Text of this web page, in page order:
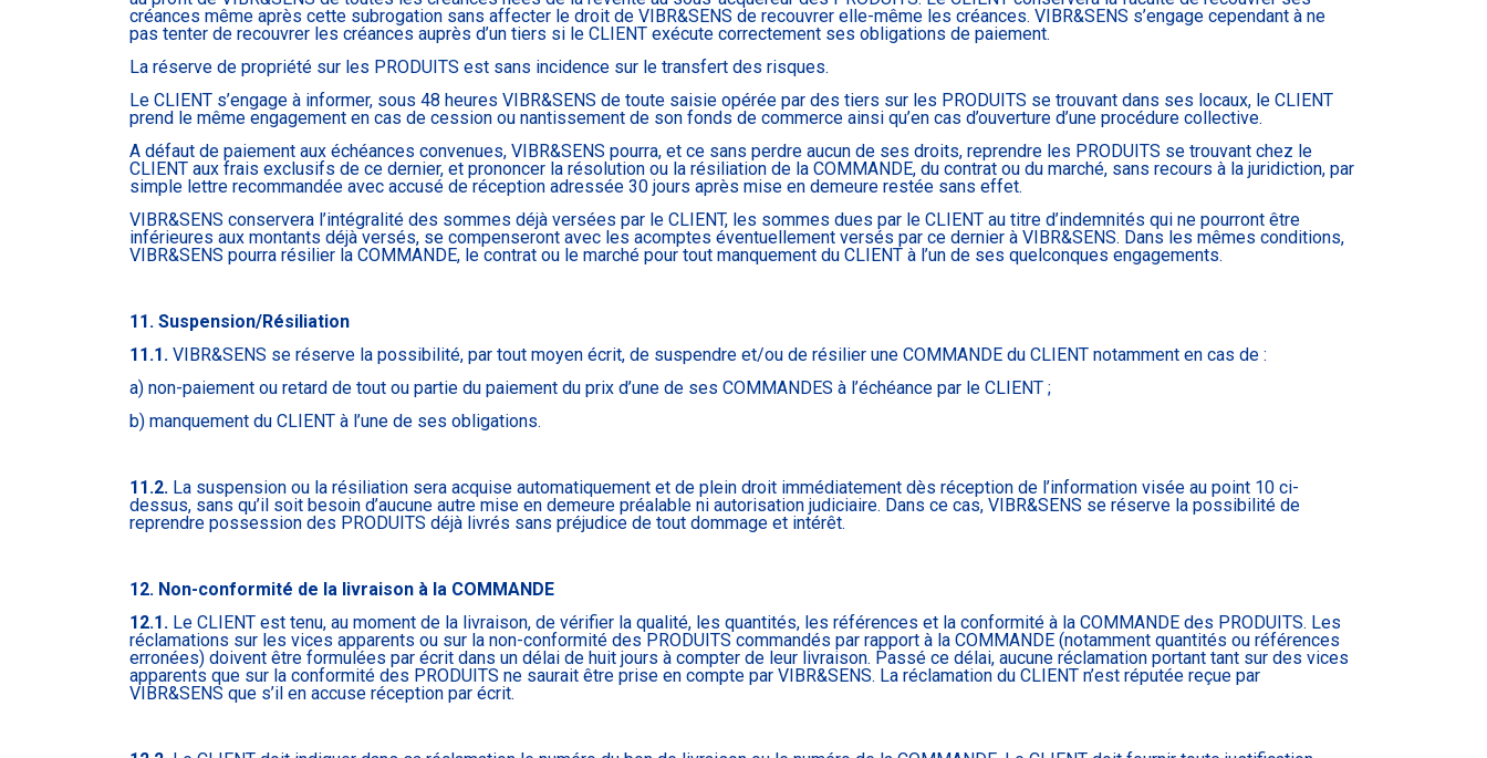
créances même après cette subrogation sans affecter le droit de VIBR&SENS de recouvrer elle-même les créances. VIBR&SENS s’engage cependant à ne
pas tenter de recouvrer les créances auprès d’un tiers si le CLIENT exécute correctement ses obligations de paiement.
La réserve de propriété sur les PRODUITS est sans incidence sur le transfert des risques.
Le CLIENT s’engage à informer, sous 48 heures VIBR&SENS de toute saisie opérée par des tiers sur les PRODUITS se trouvant dans ses locaux, le CLIENT
prend le même engagement en cas de cession ou nantissement de son fonds de commerce ainsi qu’en cas d’ouverture d’une procédure collective.
A défaut de paiement aux échéances convenues, VIBR&SENS pourra, et ce sans perdre aucun de ses droits, reprendre les PRODUITS se trouvant chez le
CLIENT aux frais exclusifs de ce dernier, et prononcer la résolution ou la résiliation de la COMMANDE, du contrat ou du marché, sans recours à la juridiction, par
simple lettre recommandée avec accusé de réception adressée 30 jours après mise en demeure restée sans effet.
VIBR&SENS conservera l’intégralité des sommes déjà versées par le CLIENT, les sommes dues par le CLIENT au titre d’indemnités qui ne pourront être
inférieures aux montants déjà versés, se compenseront avec les acomptes éventuellement versés par ce dernier à VIBR&SENS. Dans les mêmes conditions,
VIBR&SENS pourra résilier la COMMANDE, le contrat ou le marché pour tout manquement du CLIENT à l’un de ses quelconques engagements.
11. Suspension/Résiliation
11.1. VIBR&SENS se réserve la possibilité, par tout moyen écrit, de suspendre et/ou de résilier une COMMANDE du CLIENT notamment en cas de :
a) non-paiement ou retard de tout ou partie du paiement du prix d’une de ses COMMANDES à l’échéance par le CLIENT ;
b) manquement du CLIENT à l’une de ses obligations.
11.2. La suspension ou la résiliation sera acquise automatiquement et de plein droit immédiatement dès réception de l’information visée au point 10 ci-
dessus, sans qu’il soit besoin d’aucune autre mise en demeure préalable ni autorisation judiciaire. Dans ce cas, VIBR&SENS se réserve la possibilité de
reprendre possession des PRODUITS déjà livrés sans préjudice de tout dommage et intérêt.
12. Non-conformité de la livraison à la COMMANDE
12.1. Le CLIENT est tenu, au moment de la livraison, de vérifier la qualité, les quantités, les références et la conformité à la COMMANDE des PRODUITS. Les
réclamations sur les vices apparents ou sur la non-conformité des PRODUITS commandés par rapport à la COMMANDE (notamment quantités ou références
erronées) doivent être formulées par écrit dans un délai de huit jours à compter de leur livraison. Passé ce délai, aucune réclamation portant tant sur des vices
apparents que sur la conformité des PRODUITS ne saurait être prise en compte par VIBR&SENS. La réclamation du CLIENT n’est réputée reçue par
VIBR&SENS que s’il en accuse réception par écrit.